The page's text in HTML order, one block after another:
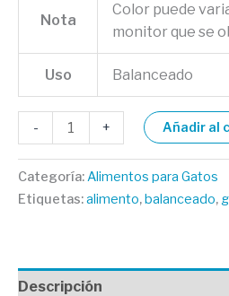
Nota
Color puede
monitor que se
Uso Balanceado
- + Añadir al
Categoría:Alimentos para Gatos
Etiquetas:alimento,balanceado,
Descripción